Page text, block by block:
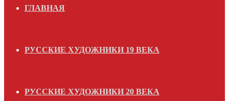
ГЛАВНАЯ
РУССКИЕ ХУДОЖНИКИ 19 ВЕКА
РУССКИЕ ХУДОЖНИКИ 20 ВЕКА